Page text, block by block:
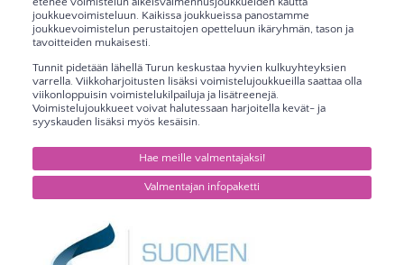
joukkuevoimisteluun. Kaikissa joukkueissa panostamme
joukkuevoimistelun perustaitojen opetteluun ikäryhmän, tason ja
tavoitteiden mukaisesti.
Tunnit pidetään lähellä Turun keskustaa hyvien kulkuyhteyksien
varrella. Viikkoharjoitusten lisäksi voimistelujoukkueilla saattaa olla
viikonloppuisin voimistelukilpailuja ja lisätreenejä.
Voimistelujoukkueet voivat halutessaan harjoitella kevät- ja
syyskauden lisäksi myös kesäisin.
Hae meille valmentajaksi!
Valmentajan infopaketti